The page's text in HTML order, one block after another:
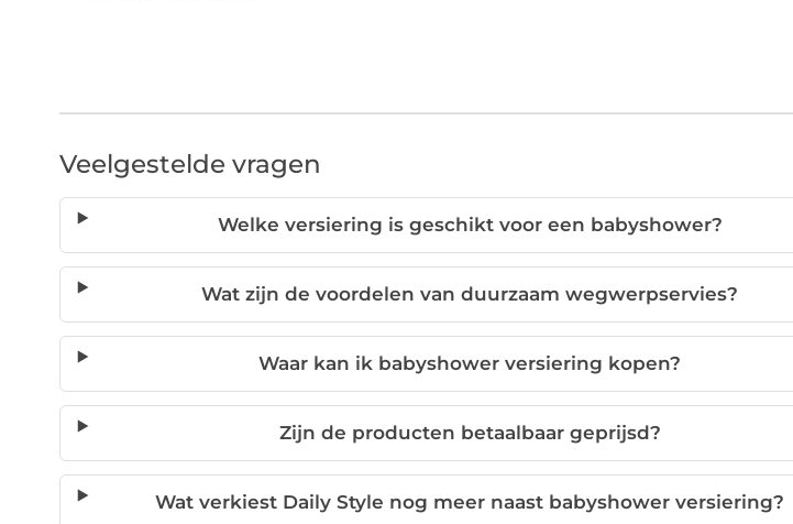
Veelgestelde vragen
Welke versiering is geschikt voor een babyshower?
Wat zijn de voordelen van duurzaam wegwerpservies?
Waar kan ik babyshower versiering kopen?
Zijn de producten betaalbaar geprijsd?
Wat verkiest Daily Style nog meer naast babyshower versiering?